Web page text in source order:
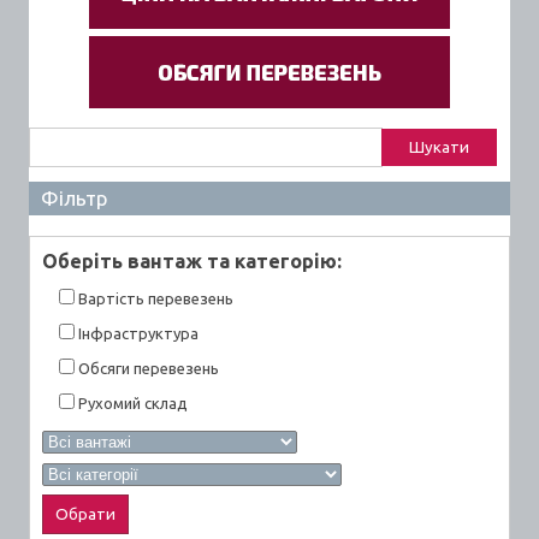
Фільтр
Оберiть вантаж та категорiю:
Вартiсть перевезень
Інфраструктура
Обсяги перевезень
Рухомий склад